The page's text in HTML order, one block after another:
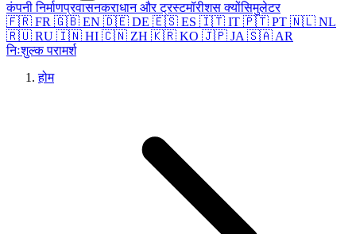
कंपनी निर्माणप्रवासनकराधान और ट्रस्टमॉरीशस क्योंसिमुलेटर
🇫🇷 FR 🇬🇧 EN 🇩🇪 DE 🇪🇸 ES 🇮🇹 IT 🇵🇹 PT 🇳🇱 NL
🇷🇺 RU 🇮🇳 HI 🇨🇳 ZH 🇰🇷 KO 🇯🇵 JA 🇸🇦 AR
निःशुल्क परामर्श
होम